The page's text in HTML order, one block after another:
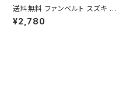
送料無料 ファンベルト スズキ ワ
ゴンR 型式MH34S H24.09～
H29.02 （国内トップメーカー）
¥2,780